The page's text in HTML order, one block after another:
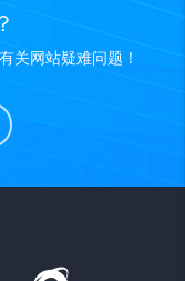
关网站疑难问题！